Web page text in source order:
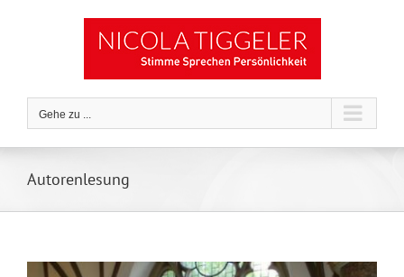
Gehe zu ...
Autorenlesung